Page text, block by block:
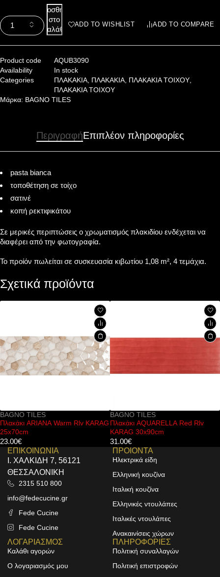
Προσθήκη
στο
καλάθι
ADD TO WISHLIST ADD TO COMPARE
Product code
AQUB3090
Availability
In stock
Categories
ΠΛΑΚΑΚΙΑ, ΠΛΑΚΑΚΙΑ, ΠΛΑΚΑΚΙΑ ΤΟΙΧΟΥ,
ΠΛΑΚΑΚΙΑ ΤΟΙΧΟΥ
Μάρκα: BAGNO TILES
ΠεριγραφήΕπιπλέον πληροφορίες
pasta bianca
τοποθέτηση σε τοίχο
σατινέ
κοπή ρεκτιφικάτου
Σε μερικές περιπτώσεις ο χρωματισμός πλακιδίου ενδέχεται να
διαφέρει από την φωτογραφία.
Το προίόν πωλείται σε συσκευασία κιβωτίου 1,08 m², 4 τεμάχια.
Σχετικά προϊόντα
BAGNO TILES
Πλακάκι AQUARELLA Red Rlv
KARAG 30x90cm
31.00
BAGNO TILES
Πλακάκι ARIANA Stone
25x70cm
21.00
ΕΠΙΚΟΙΝΩΝΙΑ
Ι. ΧΑΛΚΙΔΗ 7, 56121
ΘΕΣΣΑΛΟΝΙΚΗ
2315 510 800
info@fedecucine.gr
Fede Cucine
Fede Cucine
ΠΡΟΙΟΝΤΑ
Ηλεκτρικά είδη
Ελληνική κουζίνα
Ιταλική κουζίνα
Ελληνικές ντουλάπες
Ιταλικές ντουλάπες
Ανακαινίσεις χώρων
ΛΟΓΑΡΙΑΣΜΟΣ
Καλάθι αγορών
Ο λογαριασμός μου
ΠΛΗΡΟΦΟΡΙΕΣ
Πολιτική συναλλαγών
Πολιτική επιστροφών